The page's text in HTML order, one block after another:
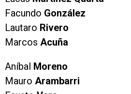
Facundo González
Lautaro Rivero
Marcos Acuña
Aníbal Moreno
Mauro Arambarri